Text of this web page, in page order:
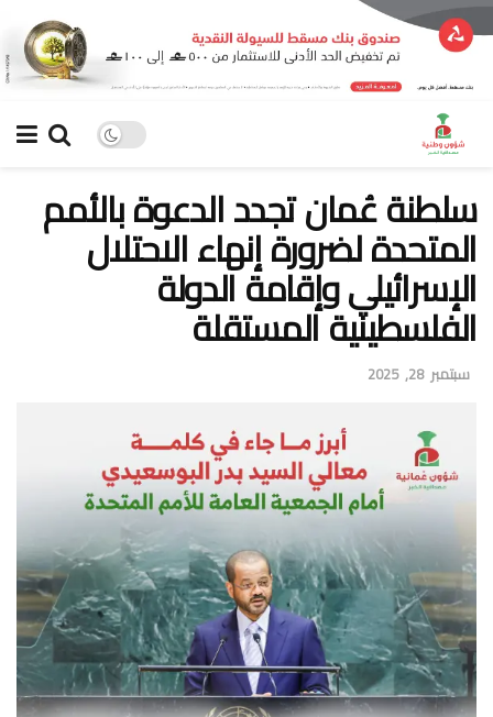
سلطنة عُمان تجدد الدعوة بالأمم
المتحدة لضرورة إنهاء الاحتلال
الإسرائيلي وإقامة الدولة
الفلسطينية المستقلة
سبتمبر 28, 2025